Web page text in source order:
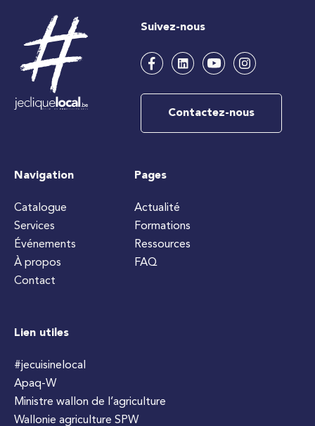
Suivez-nous
Contactez-nous
Navigation
Catalogue
Services
Événements
À propos
Contact
Pages
Actualité
Formations
Ressources
FAQ
Lien utiles
#jecuisinelocal
Apaq-W
Ministre wallon de l’agriculture
Wallonie agriculture SPW